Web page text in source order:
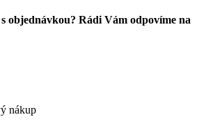
objednávkou? Rádi Vám odpovíme na
nákup